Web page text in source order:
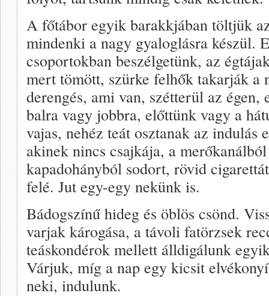
A főtábor egyik barakkjában töltjük
mindenki a nagy gyaloglásra készül.
csoportokban beszélgetünk, az
mert tömött, szürke felhők takarják a
derengés, ami van, szétterül az
balra vagy jobbra, előttünk vagy a
vajas, nehéz teát osztanak az indulás
akinek nincs csajkája, a
kapadohányból sodort, rövid
felé. Jut egy-egy nekünk is.
Bádogszínű hideg és öblös csönd.
varjak károgása, a távoli fatörzsek
teáskondérok mellett álldigálunk
Várjuk, míg a nap egy kicsit
neki, indulunk.